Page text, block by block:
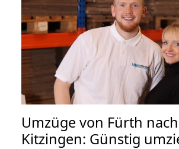
Umzüge von Fürth nach
Kitzingen: Günstig